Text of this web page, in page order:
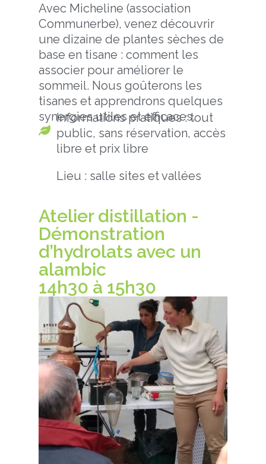
Avec Micheline (association
Communerbe), venez découvrir
une dizaine de plantes sèches de
base en tisane : comment les
associer pour améliorer le
sommeil. Nous goûterons les
tisanes et apprendrons quelques
synergies utiles et efficaces.
Informations pratiques : tout
public, sans réservation, accès
libre et prix libre
Lieu : salle sites et vallées
Atelier distillation -
Démonstration
d’hydrolats avec un
alambic
14h30 à 15h30